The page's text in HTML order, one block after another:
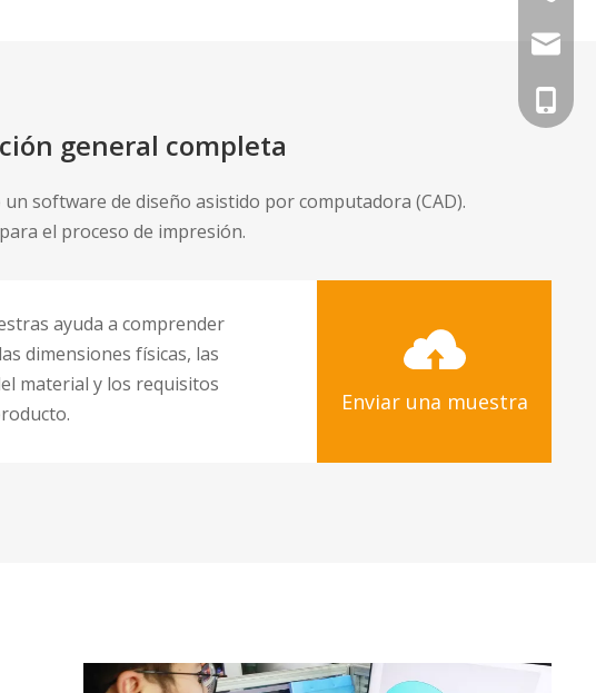
general completa
software de diseño asistido por computadora (CAD).
el proceso de impresión.
ayuda a comprender
dimensiones físicas, las
material y los requisitos
Enviar una muestra
+86-